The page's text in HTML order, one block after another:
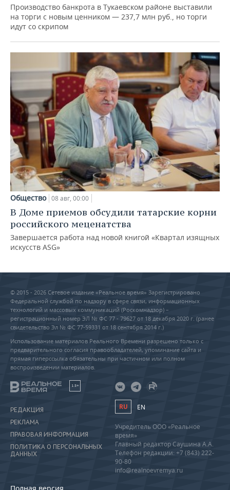
Производство банкрота в Тукаевском районе выставили
на торги с новым ценником — 237,7 млн руб., но торги
идут со скрипом
Общество 08 авг, 00:00
В Доме приемов обсудили татарские корни
российского меценатства
Завершается работа над новой книгой «Квартал изящных
искусств ASG»
© 2015 - 2026 Сетевое издание «Реальное время» Зарегистрировано
Федеральной службой по надзору в сфере связи, информационных
технологий и массовых коммуникаций (Роскомнадзор) –
регистрационный номер ЭЛ № ФС 77 - 79627 от 18 декабря 2020 г. (ранее
свидетельство Эл № ФС 77-59331 от 18 сентября 2014 г.)
Использование материалов Реального Времени разрешено только с
предварительного согласия правообладателей, упоминание сайта и
прямая гиперссылка обязательны при частичном или полном
воспроизведении материалов.
18+
РЕДАКЦИЯ
РЕКЛАМА
ПРАВОВАЯ ИНФОРМАЦИЯ
ПОЛИТИКА О ПЕРСОНАЛЬНЫХ
ДАННЫХ
RU EN
Учредитель ООО «Реальное
время»
Главный редактор Саушина А.А.
Телефон редакции: +7 (843) 222-
90-80
info@realnoevremya.ru